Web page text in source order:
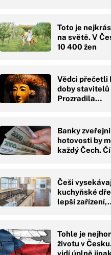
Toto je
na světě. V
10 400 žen
Vědci přečetli
doby stavitelů
Prozradila…
Banky
hotovosti by
každý Čech.
Češi
kuchyňské
lepší
Tohle je
životu v
vidí úplně jinak